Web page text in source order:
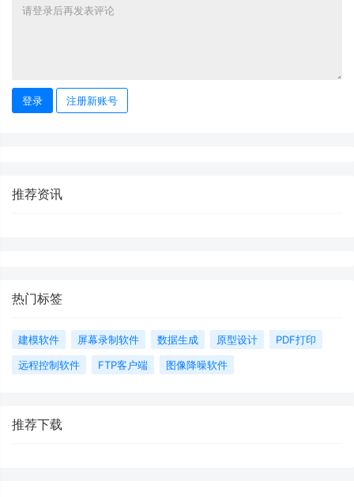
登录 注册新账号
推荐资讯
热门标签
建模软件 屏幕录制软件 数据生成 原型设计
PDF打印
远程控制软件
FTP客户端 图像降噪软件
推荐下载